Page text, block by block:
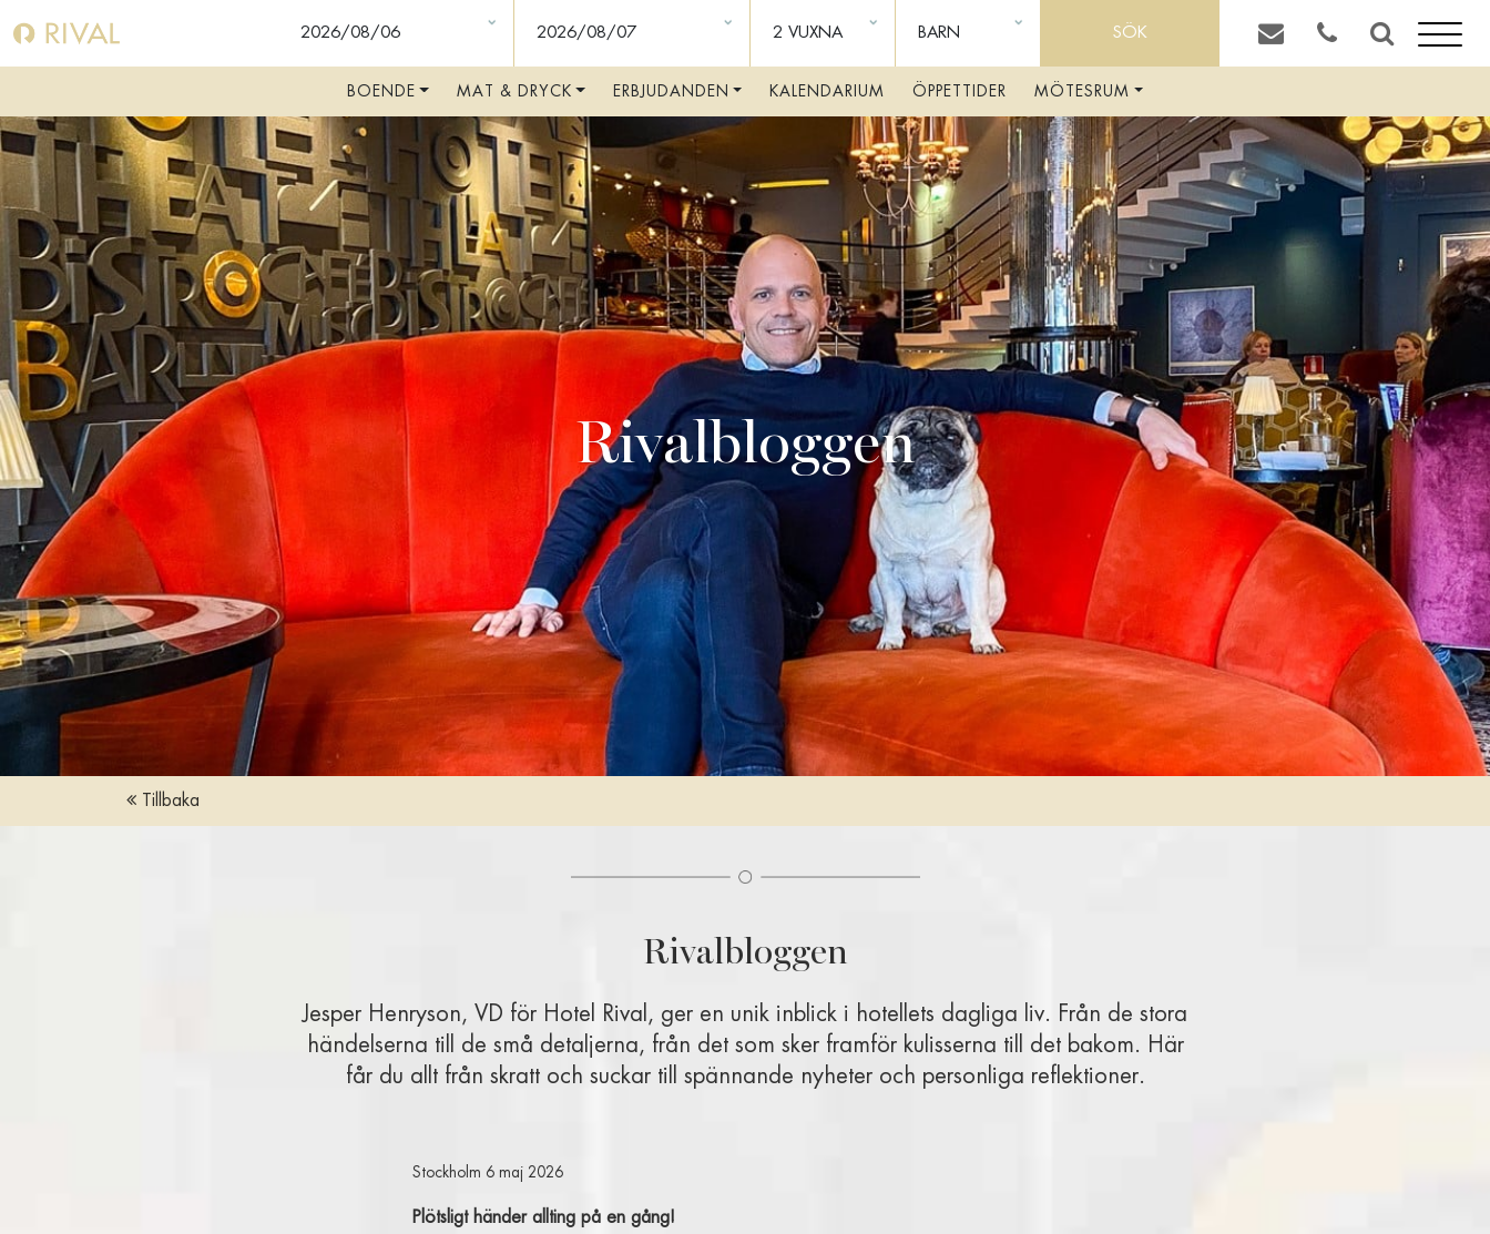
UPPTÄCK RIVALS VÄRLD
VÄLKOMMEN
BOKA RUM
BOKA BORD
BOKA SHOW, TEATER, KONSERT
FAKTA A-Ö
RIVALBLOGGEN
BO PÅ RIVAL
VÅRA RUM OCH SVITER
BOKA RUM
FRUKOSTBUFFÉ
ROOM SERVICE
ALLT OM VÅRA RUM
PAKET OCH ERBJUDANDEN
MAT & DRYCK
TAVERNAN
FRUKOST EXTERNA GÄSTER
BOKA BORD
WATSON’S BAR
COCKTAILBAREN
INGET VÄSKFÖRBUD I SALONGEN PÅ RIVAL
KALENDARIUM – BILJETTER
SALONGSPLAN SHOW
SHOWPAKET STOCKHOLM
BILJETTFRÅGOR
GÅ PÅ SHOW
FÖR PRODUKTIONSBOLAG
KONFERENS & KVÄLLSEVENT
KONFERENSRUM
FÖRELÄSNINGAR OCH KVÄLLSEVENT
INTRESSEANMÄLAN
FAKTA A-Ö
OM RIVAL
TILLGÄNGLIGHET
OM HOTEL RIVAL
PRESENTKORT
GALLERI
HITTA HIT
PRESS
ARBETA PÅ RIVAL
SÖK
BOENDE MAT & DRYCK ERBJUDANDEN KALENDARIUM ÖPPETTIDER MÖTESRUM
Rivalbloggen
Tillbaka
Rivalbloggen
Jesper Henryson, VD för Hotel Rival, ger en unik inblick i hotellets dagliga liv. Från de stora
händelserna till de små detaljerna, från det som sker framför kulisserna till det bakom. Här
får du allt från skratt och suckar till spännande nyheter och personliga reflektioner.
Stockholm 6 maj 2026
Plötsligt händer allting på en gång!